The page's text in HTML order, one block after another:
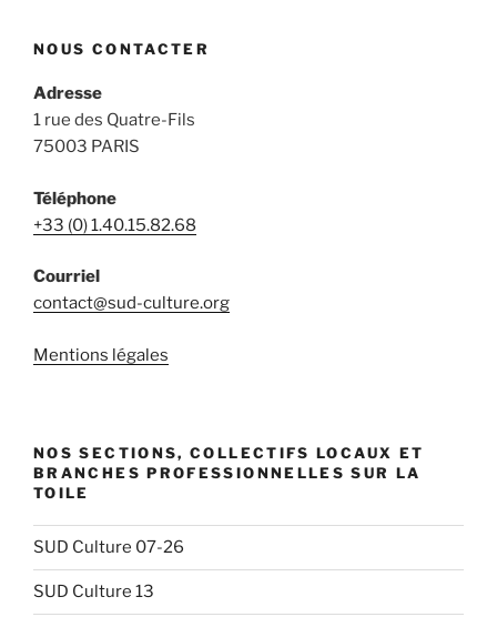
NOUS CONTACTER
Adresse
1 rue des Quatre-Fils
75003 PARIS
Téléphone
+33 (0) 1.40.15.82.68
Courriel
contact@sud-culture.org
Mentions légales
NOS SECTIONS, COLLECTIFS LOCAUX ET
BRANCHES PROFESSIONNELLES SUR LA
TOILE
SUD Culture 07-26
SUD Culture 13